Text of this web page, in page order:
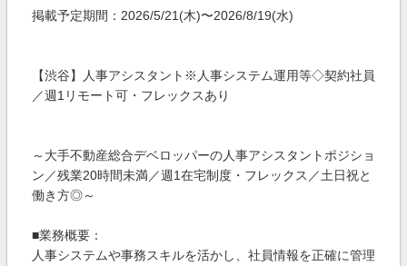
掲載予定期間：2026/5/21(木)〜2026/8/19(水)
【渋谷】人事アシスタント※人事システム運用等◇契約社員
／週1リモート可・フレックスあり
～大手不動産総合デベロッパーの人事アシスタントポジショ
ン／残業20時間未満／週1在宅制度・フレックス／土日祝と
働き方◎～
■業務概要：
人事システムや事務スキルを活かし、社員情報を正確に管理